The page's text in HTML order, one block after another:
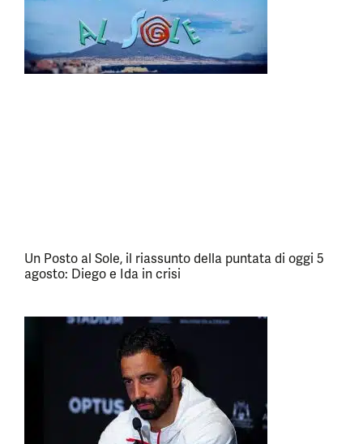
Un Posto al Sole, il riassunto della puntata di oggi 5
agosto: Diego e Ida in crisi